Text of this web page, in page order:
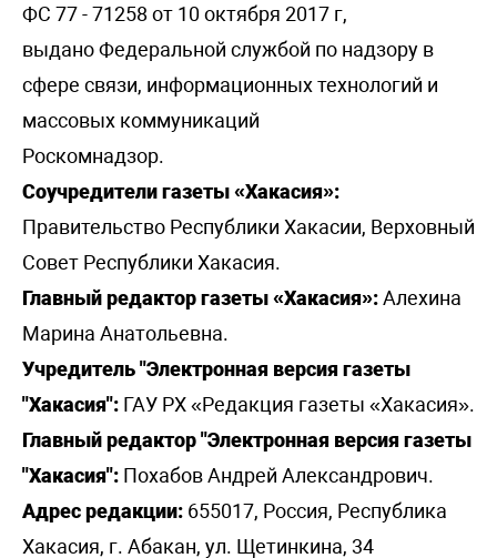
ФС 77 - 71258 от 10 октября 2017 г,
выдано Федеральной службой по надзору в
сфере связи, информационных технологий и
массовых коммуникаций
Роскомнадзор.
Соучредители газеты «Хакасия»:
Правительство Республики Хакасии, Верховный
Совет Республики Хакасия.
Главный редактор газеты «Хакасия»:Алехина
Марина Анатольевна.
Учредитель "Электронная версия газеты
"Хакасия": ГАУ РХ «Редакция газеты «Хакасия».
Главный редактор "Электронная версия газеты
"Хакасия": Похабов Андрей Александрович.
Адрес редакции: 655017, Россия, Республика
Хакасия, г. Абакан, ул. Щетинкина, 34